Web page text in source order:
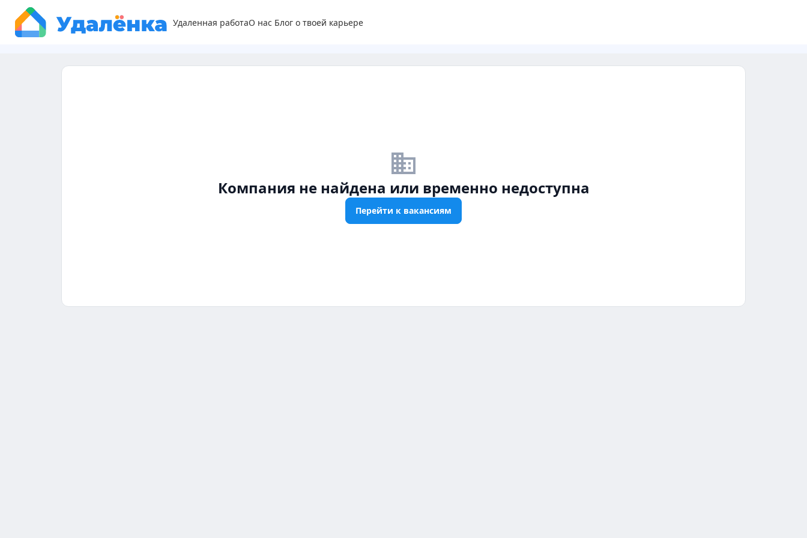
Удаленная работаО нас Блог о твоей карьере
business_off
Компания не найдена или временно недоступна
Перейти к вакансиям